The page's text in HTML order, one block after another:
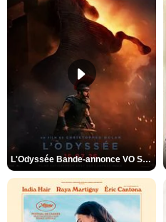
L'Odyssée Bande-annonce VO STFR